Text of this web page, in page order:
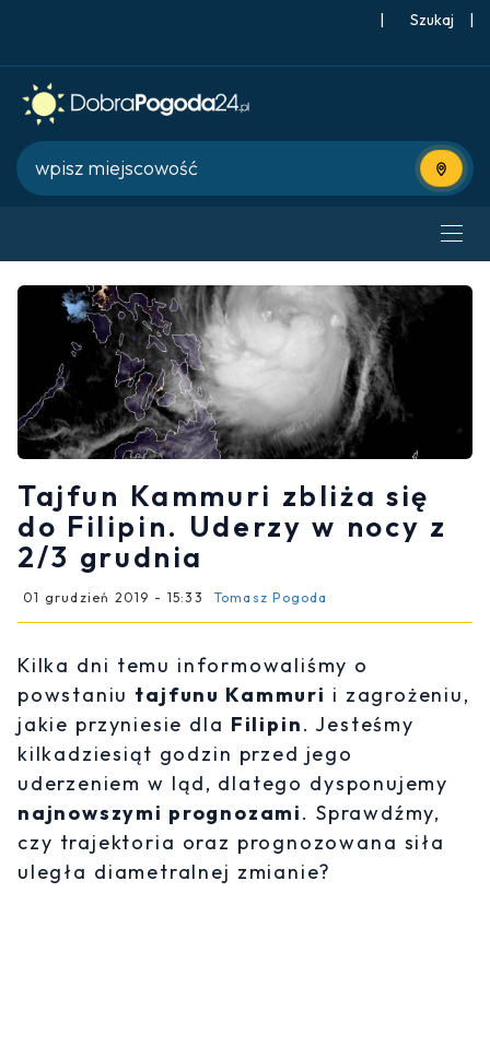
| |
Użyj
Tajfun Kammuri zbliża się
do Filipin. Uderzy w nocy z
2/3 grudnia
01 grudzień 2019 - 15:33 Tomasz Pogoda
Kilka dni temu informowaliśmy o
powstaniu tajfunu Kammuri i zagrożeniu,
jakie przyniesie dla Filipin. Jesteśmy
kilkadziesiąt godzin przed jego
uderzeniem w ląd, dlatego dysponujemy
najnowszymi prognozami. Sprawdźmy,
czy trajektoria oraz prognozowana siła
uległa diametralnej zmianie?